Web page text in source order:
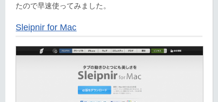
たので早速使ってみました。
Sleipnir for Mac